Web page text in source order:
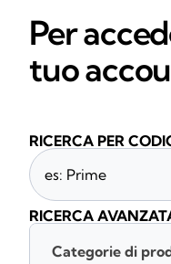
Per
tuo
RICERCA PER
RICERCA
Categorie di